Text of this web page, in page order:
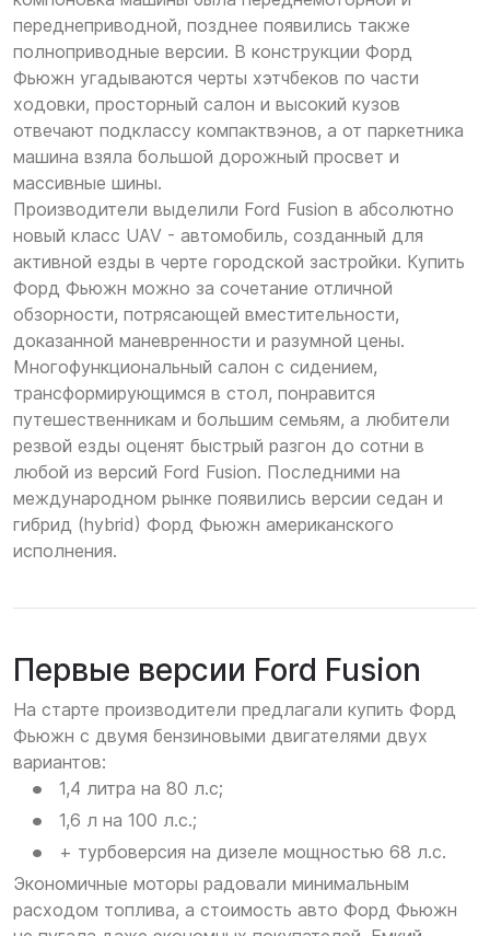
переднеприводной, позднее появились также
полноприводные версии. В конструкции Форд
Фьюжн угадываются черты хэтчбеков по части
ходовки, просторный салон и высокий кузов
отвечают подклассу компактвэнов, а от паркетника
машина взяла большой дорожный просвет и
массивные шины.
Производители выделили Ford Fusion в абсолютно
новый класс UAV - автомобиль, созданный для
активной езды в черте городской застройки. Купить
Форд Фьюжн можно за сочетание отличной
обзорности, потрясающей вместительности,
доказанной маневренности и разумной цены.
Многофункциональный салон с сидением,
трансформирующимся в стол, понравится
путешественникам и большим семьям, а любители
резвой езды оценят быстрый разгон до сотни в
любой из версий Ford Fusion. Последними на
международном рынке появились версии седан и
гибрид (hybrid) Форд Фьюжн американского
исполнения.
Первые версии Ford Fusion
На старте производители предлагали купить Форд
Фьюжн с двумя бензиновыми двигателями двух
вариантов:
1,4 литра на 80 л.с;
1,6 л на 100 л.с.;
+ турбоверсия на дизеле мощностью 68 л.с.
Экономичные моторы радовали минимальным
расходом топлива, а стоимость авто Форд Фьюжн